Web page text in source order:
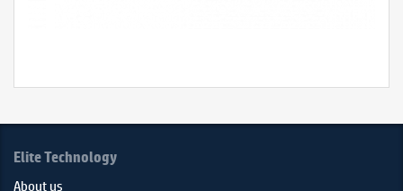
₫
Elite Technology
About us